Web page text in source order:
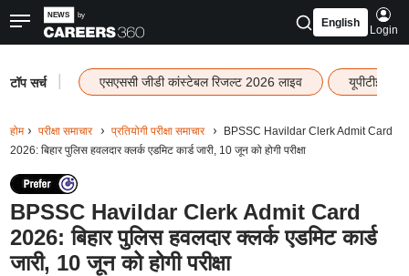
English
Login
टॉप सर्च एसएससी जीडी कांस्टेबल रिजल्ट 2026 लाइव यूपीटीईटी
होम परीक्षा समाचार प्रतियोगी परीक्षा समाचार
BPSSC Havildar Clerk Admit Card
2026: बिहार पुलिस हवलदार क्लर्क एडमिट कार्ड जारी, 10 जून को होगी परीक्षा
BPSSC Havildar Clerk Admit Card
2026: बिहार पुलिस हवलदार क्लर्क एडमिट कार्ड
जारी, 10 जून को होगी परीक्षा